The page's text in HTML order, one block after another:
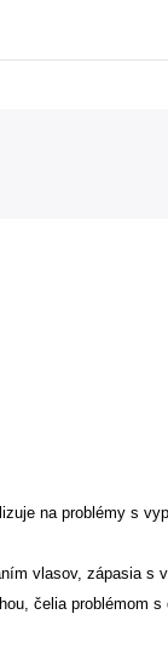
na problémy s
vlasov, zápasia s
čelia problémom s